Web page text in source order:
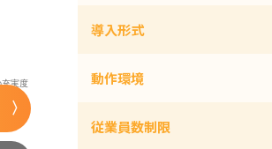
導入形式
動作環境
従業員数制限